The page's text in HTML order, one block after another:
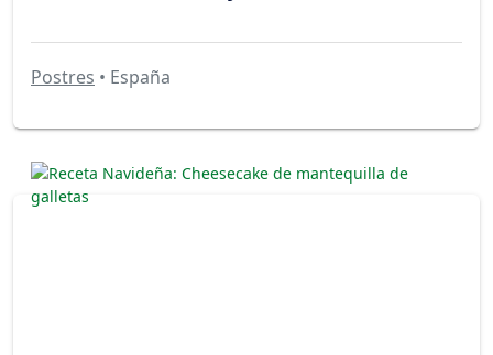
Postres • España